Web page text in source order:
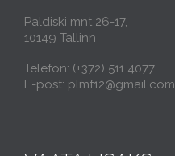
Paldiski mnt 26-17,
10149 Tallinn
Telefon: (+372) 511 4077
E-post: plmf12@gmail.com